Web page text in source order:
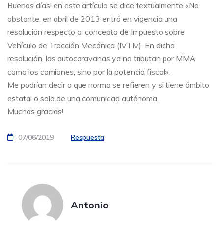
Buenos días! en este artículo se dice textualmente «No
obstante, en abril de 2013 entró en vigencia una
resolución respecto al concepto de Impuesto sobre
Vehículo de Tracción Mecánica (IVTM). En dicha
resolución, las autocaravanas ya no tributan por MMA
como los camiones, sino por la potencia fiscal».
Me podrían decir a que norma se refieren y si tiene ámbito
estatal o solo de una comunidad autónoma.
Muchas gracias!
07/06/2019 Respuesta
Antonio